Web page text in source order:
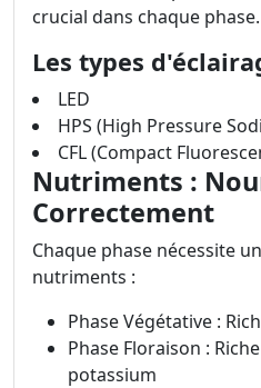
crucial dans chaque phase.
Les types
LED
HPS (High Pressure
CFL (Compact
Nutriments :
Correctement
Chaque phase nécessite
nutriments :
Phase Végétative :
Phase Floraison :
potassium